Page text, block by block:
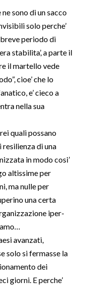
sono di un sacco
solo perche’
periodo di
stabilita’, a parte il
il martello vede
cioe’ che lo
e’ cieco a
nella sua
quali possano
resilienza di una
in modo cosi’
altissime per
ma nulle per
una certa
iper-
avanzati,
solo si fermasse la
dei
giorni. E perche’